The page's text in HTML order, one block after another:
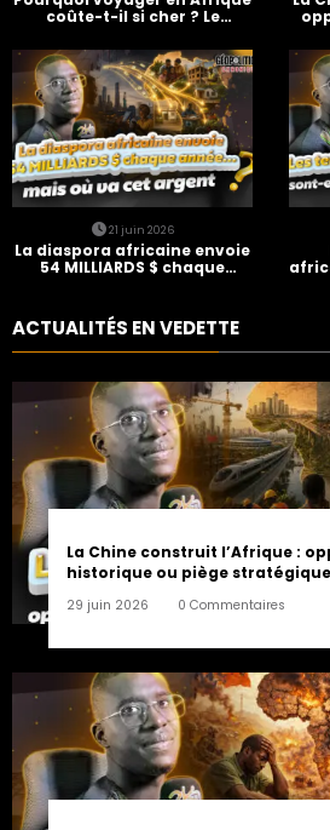
coûte-t-il si cher ? Le
africains
21 juin 2026
La diaspora africaine envoie
54 MILLIARDS $ chaque
ACTUALITÉS EN VEDETTE
La Chine construit l’Afrique :
historique ou piège
29 juin 2026 0 Commentaires